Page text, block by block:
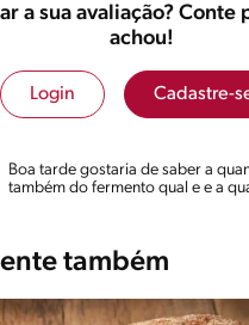
a sua avaliação? Conte
achou!
Login Cadastre-
Boa tarde gostaria de saber a
também do fermento qual e e a
também